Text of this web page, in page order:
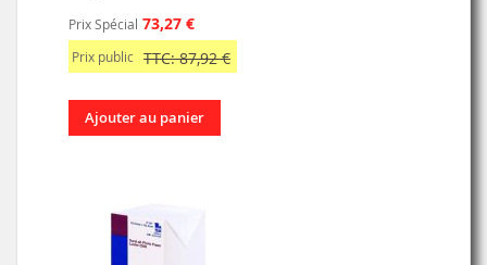
Prix Spécial 73,27 €
Prix public TTC: 87,92 €
Ajouter au panier